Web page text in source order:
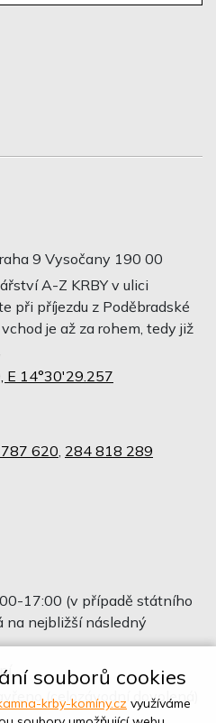
9 Vysočany 190 00
A-Z KRBY v ulici
při příjezdu z Poděbradské
je až za rohem, tedy již
E 14°30'29.257
620, 284 818 289
17:00 (v případě státního
na nejbližší následný
(celozávodní dovolená)
souborů cookies
krby-komíny.cz využíváme